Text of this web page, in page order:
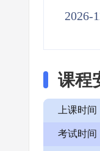
2026-
课程
上课时间
考试时间